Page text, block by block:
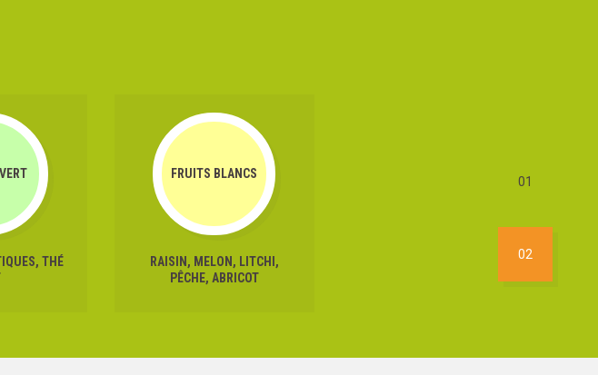
01
02
THÉ
FRUITS BLANCS
RAISIN, MELON, LITCHI,
PÊCHE, ABRICOT